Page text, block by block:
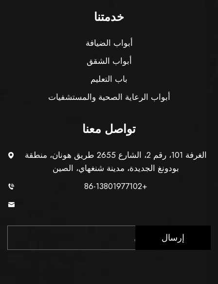
خدمتنا
أبواب الضيافة
أبواب الشقق
باب التعليم
أبواب الرعاية الصحية والمستشفيات
تواصل معنا
الغرفة 101، رقم 2، الشارع 2655 طريق هونان، منطقة
بودونغ الجديدة، مدينة شنغهاي، الصين
+86-13801977102
إرسال